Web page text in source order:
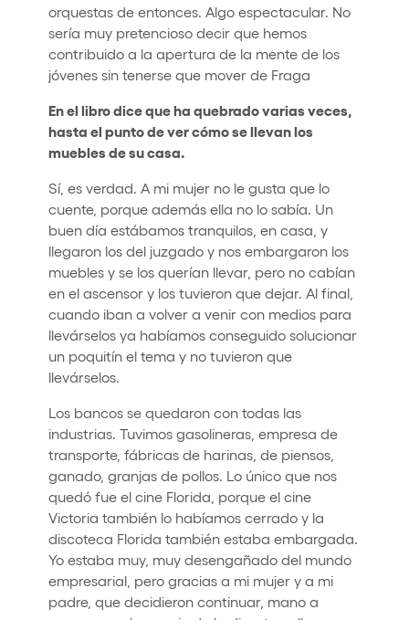
orquestas de entonces. Algo espectacular. No
sería muy pretencioso decir que hemos
contribuido a la apertura de la mente de los
jóvenes sin tenerse que mover de Fraga
En el libro dice que ha quebrado varias veces,
hasta el punto de ver cómo se llevan los
muebles de su casa.
Sí, es verdad. A mi mujer no le gusta que lo
cuente, porque además ella no lo sabía. Un
buen día estábamos tranquilos, en casa, y
llegaron los del juzgado y nos embargaron los
muebles y se los querían llevar, pero no cabían
en el ascensor y los tuvieron que dejar. Al final,
cuando iban a volver a venir con medios para
llevárselos ya habíamos conseguido solucionar
un poquitín el tema y no tuvieron que
llevárselos.
Los bancos se quedaron con todas las
industrias. Tuvimos gasolineras, empresa de
transporte, fábricas de harinas, de piensos,
ganado, granjas de pollos. Lo único que nos
quedó fue el cine Florida, porque el cine
Victoria también lo habíamos cerrado y la
discoteca Florida también estaba embargada.
Yo estaba muy, muy desengañado del mundo
empresarial, pero gracias a mi mujer y a mi
padre, que decidieron continuar, mano a